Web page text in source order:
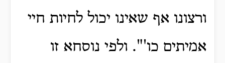
ורצונו אף שאינו יכול לחיות חיי
אמיתים כו'". ולפי נוסחא זו